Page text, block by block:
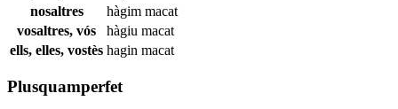
nosaltres
hàgim macat
vosaltres, vós
hàgiu macat
ells, elles, vostès hagin macat
Plusquamperfet